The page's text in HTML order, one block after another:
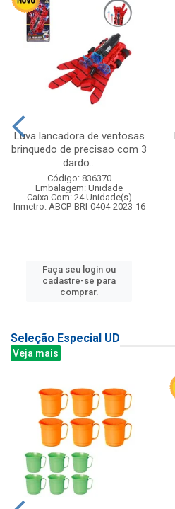
Luva lancadora de ventosas
brinquedo de precisao com 3
dardo...
Código: 836370
Embalagem: Unidade
Caixa Com: 24 Unidade(s)
Inmetro: ABCP-BRI-0404-2023-16
Faça seu login ou
cadastre-se para
comprar.
Seleção Especial UD
Veja mais